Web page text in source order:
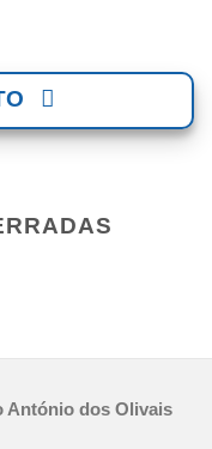
António dos Olivais